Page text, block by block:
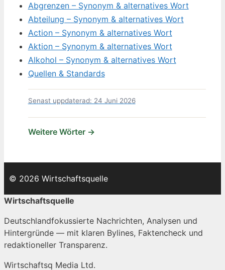
Abgrenzen – Synonym & alternatives Wort
Abteilung – Synonym & alternatives Wort
Action – Synonym & alternatives Wort
Aktion – Synonym & alternatives Wort
Alkohol – Synonym & alternatives Wort
Quellen & Standards
Senast uppdaterad: 24 Juni 2026
Weitere Wörter →
© 2026 Wirtschaftsquelle
Wirtschaftsquelle
Deutschlandfokussierte Nachrichten, Analysen und
Hintergründe — mit klaren Bylines, Faktencheck und
redaktioneller Transparenz.
Wirtschaftsq Media Ltd.